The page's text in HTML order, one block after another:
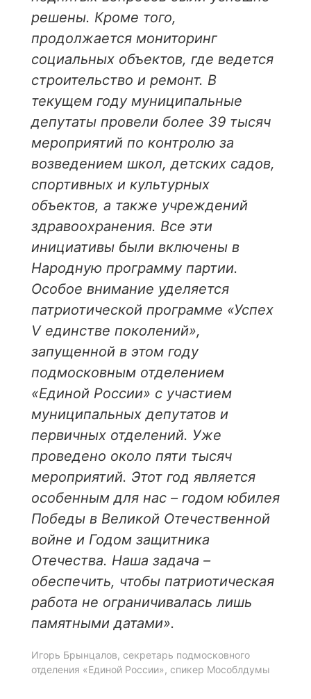
решены. Кроме того,
продолжается мониторинг
социальных объектов, где ведется
строительство и ремонт. В
текущем году муниципальные
депутаты провели более 39 тысяч
мероприятий по контролю за
возведением школ, детских садов,
спортивных и культурных
объектов, а также учреждений
здравоохранения. Все эти
инициативы были включены в
Народную программу партии.
Особое внимание уделяется
патриотической программе «Успех
V единстве поколений»,
запущенной в этом году
подмосковным отделением
«Единой России» с участием
муниципальных депутатов и
первичных отделений. Уже
проведено около пяти тысяч
мероприятий. Этот год является
особенным для нас – годом юбилея
Победы в Великой Отечественной
войне и Годом защитника
Отечества. Наша задача –
обеспечить, чтобы патриотическая
работа не ограничивалась лишь
памятными датами».
Игорь Брынцалов, секретарь подмосковного
отделения «Единой России», спикер Мособлдумы